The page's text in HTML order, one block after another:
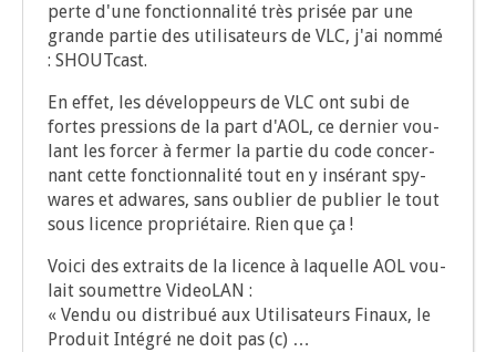
perte d'une fonc­tion­na­li­té très pri­sée par une
grande par­tie des uti­li­sa­teurs de VLC, j'ai nom­mé
: SHOUTcast.
En effet, les déve­lop­peurs de VLC ont subi de
fortes pres­sions de la part d'AOL, ce der­nier vou­
lant les for­cer à fer­mer la par­tie du code concer­
nant cette fonc­tion­na­li­té tout en y insé­rant spy­
wares et adwares, sans oublier de publier le tout
sous licence pro­prié­taire. Rien que ça !
Voi­ci des extraits de la licence à laquelle AOL vou­
lait sou­mettre VideoLAN :
« Ven­du ou dis­tri­bué aux Uti­li­sa­teurs Finaux, le
Pro­duit Inté­gré ne doit pas (c) …